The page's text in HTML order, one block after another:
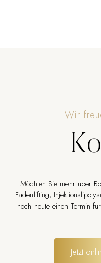
Wir
Möchten Sie mehr über
Fadenlifting,
noch heute einen Termin
Jetzt